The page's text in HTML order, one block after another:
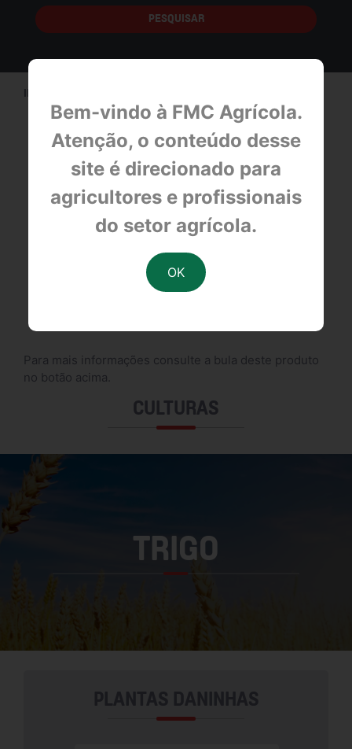
Bem-vindo à FMC Agrícola.
Atenção, o conteúdo desse
site é direcionado para
agricultores e profissionais
do setor agrícola.
INÍCIO>
BULA
FDS
Para mais informações consulte a bula deste produto
no botão acima.
CULTURAS
TRIGO